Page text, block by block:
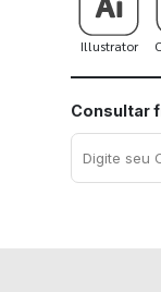
Illustrator
Consultar